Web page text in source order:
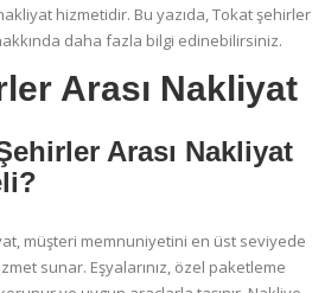
hizmetidir. Bu yazıda, Tokat şehirler
daha fazla bilgi edinebilirsiniz.
Arası Nakliyat
Arası Nakliyat
müşteri memnuniyetini en üst seviyede
sunar. Eşyalarınız, özel paketleme